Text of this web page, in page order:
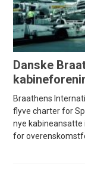
Danske
Braathens
flyve charter for
nye
for